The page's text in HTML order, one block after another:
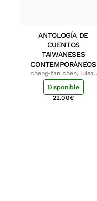
ANTOLOGÍA DE
CUENTOS
TAIWANESES
CONTEMPORÁNEOS
cheng-fan chen, luisa;
shu-ying chang, luisa
Disponible
22.00€